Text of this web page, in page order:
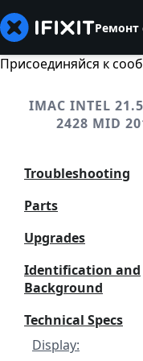
Присоединяйся к
IMAC INTEL
2428 MID
Troubleshooting
Parts
Upgrades
Identification and
Background
Technical Specs
Display: